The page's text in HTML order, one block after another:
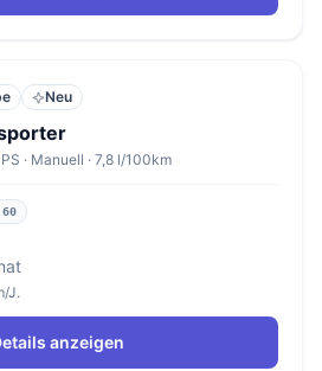
Neu
· Manuell · 7,8 l/100km
J.
anzeigen